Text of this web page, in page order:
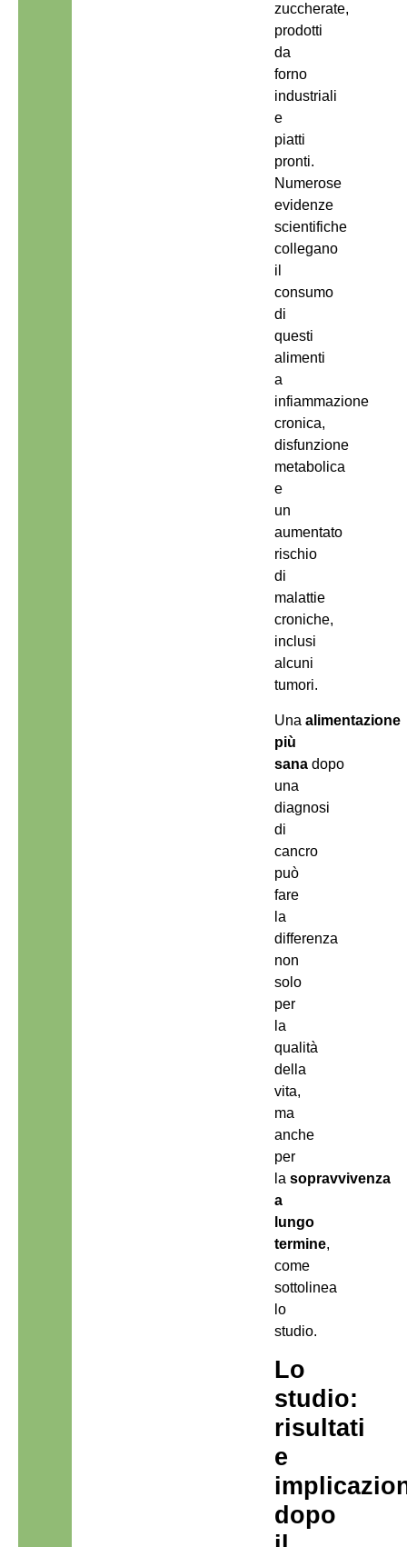
zuccherate,
prodotti
da
forno
industriali
e
piatti
pronti.
Numerose
evidenze
scientifiche
collegano
il
consumo
di
questi
alimenti
a
infiammazione
cronica,
disfunzione
metabolica
e
un
aumentato
rischio
di
malattie
croniche,
inclusi
alcuni
tumori.
Unaalimentazione
più
sana dopo
una
diagnosi
di
cancro
può
fare
la
differenza
non
solo
per
la
qualità
della
vita,
ma
anche
per
lasopravvivenza
a
lungo
termine,
come
sottolinea
lo
studio.
Lo
studio:
risultati
e
dopo